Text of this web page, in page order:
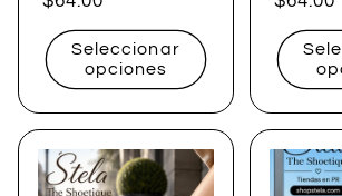
habitual
Seleccionar
opciones